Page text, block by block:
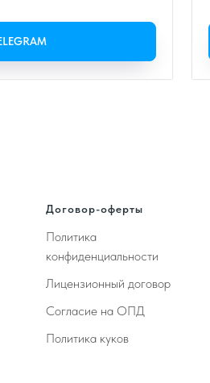
Договор-оферты
Политика
конфиденциальности
Лицензионный договор
Согласие на ОПД
Политика куков